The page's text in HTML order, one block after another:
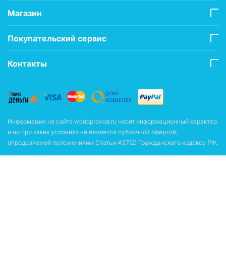
Магазин
Покупательский сервис
Контакты
Информация на сайте wodoprovod.ru носит информационный характер
и ни при каких условиях не является публичной офертой,
определяемой положениями Статьи 437(2) Гражданского кодекса РФ.